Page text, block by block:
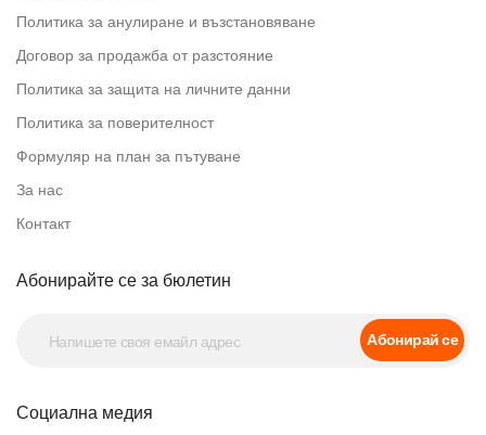
Политика за анулиране и възстановяване
Договор за продажба от разстояние
Политика за защита на личните данни
Политика за поверителност
Формуляр на план за пътуване
За нас
Контакт
Абонирайте се за бюлетин
Абонирай се
Социална медия